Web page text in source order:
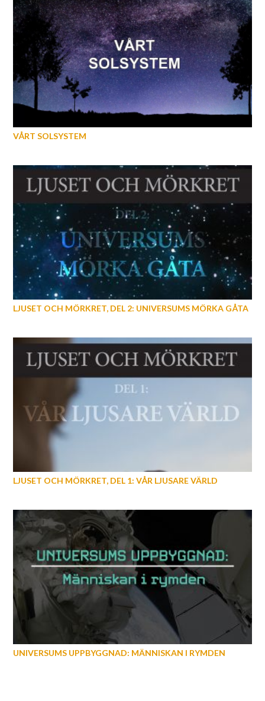
VÅRT SOLSYSTEM
LJUSET OCH MÖRKRET, DEL 2: UNIVERSUMS MÖRKA GÅTA
LJUSET OCH MÖRKRET, DEL 1: VÅR LJUSARE VÄRLD
UNIVERSUMS UPPBYGGNAD: MÄNNISKAN I RYMDEN